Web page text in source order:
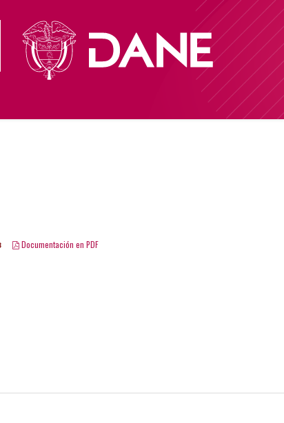
Documentación en PDF